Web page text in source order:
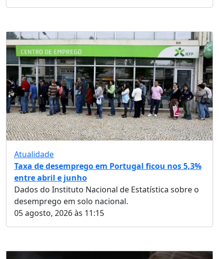
Atualidade
Taxa de desemprego em Portugal ficou nos 5,3%
entre abril e junho
Dados do Instituto Nacional de Estatística sobre o
desemprego em solo nacional.
05 agosto, 2026 às 11:15